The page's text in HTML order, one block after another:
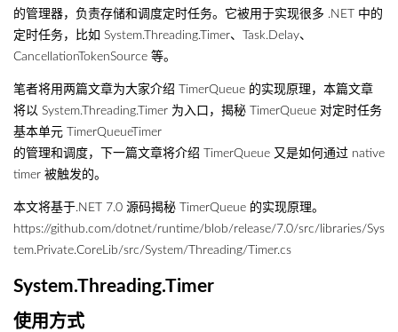
的管理器，负责存储和调度定时任务。它被用于实现很多 .NET 中的
定时任务，比如 System.Threading.Timer、Task.Delay、
CancellationTokenSource 等。
笔者将用两篇文章为大家介绍 TimerQueue 的实现原理，本篇文章
将以 System.Threading.Timer 为入口，揭秘 TimerQueue 对定时任务
基本单元 TimerQueueTimer
的管理和调度，下一篇文章将介绍 TimerQueue 又是如何通过 native
timer 被触发的。
本文将基于.NET 7.0 源码揭秘 TimerQueue 的实现原理。
https://github.com/dotnet/runtime/blob/release/7.0/src/libraries/Sys
tem.Private.CoreLib/src/System/Threading/Timer.cs
System.Threading.Timer
使用方式